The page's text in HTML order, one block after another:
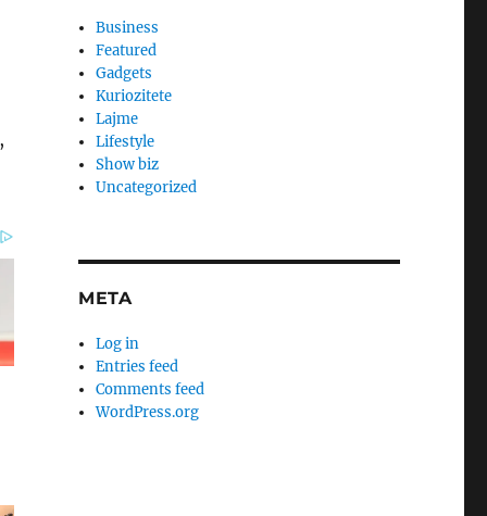
Business
Featured
Gadgets
Kuriozitete
Lajme
Lifestyle
Show biz
Uncategorized
META
Log in
Entries feed
Comments feed
WordPress.org